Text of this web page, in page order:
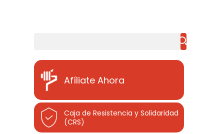
Afíliate Ahora
Caja de Resistencia y Solidaridad
(CRS)